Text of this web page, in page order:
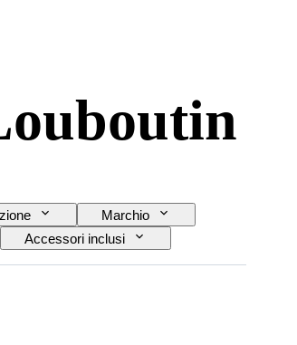
Marchio
Accessori inclusi